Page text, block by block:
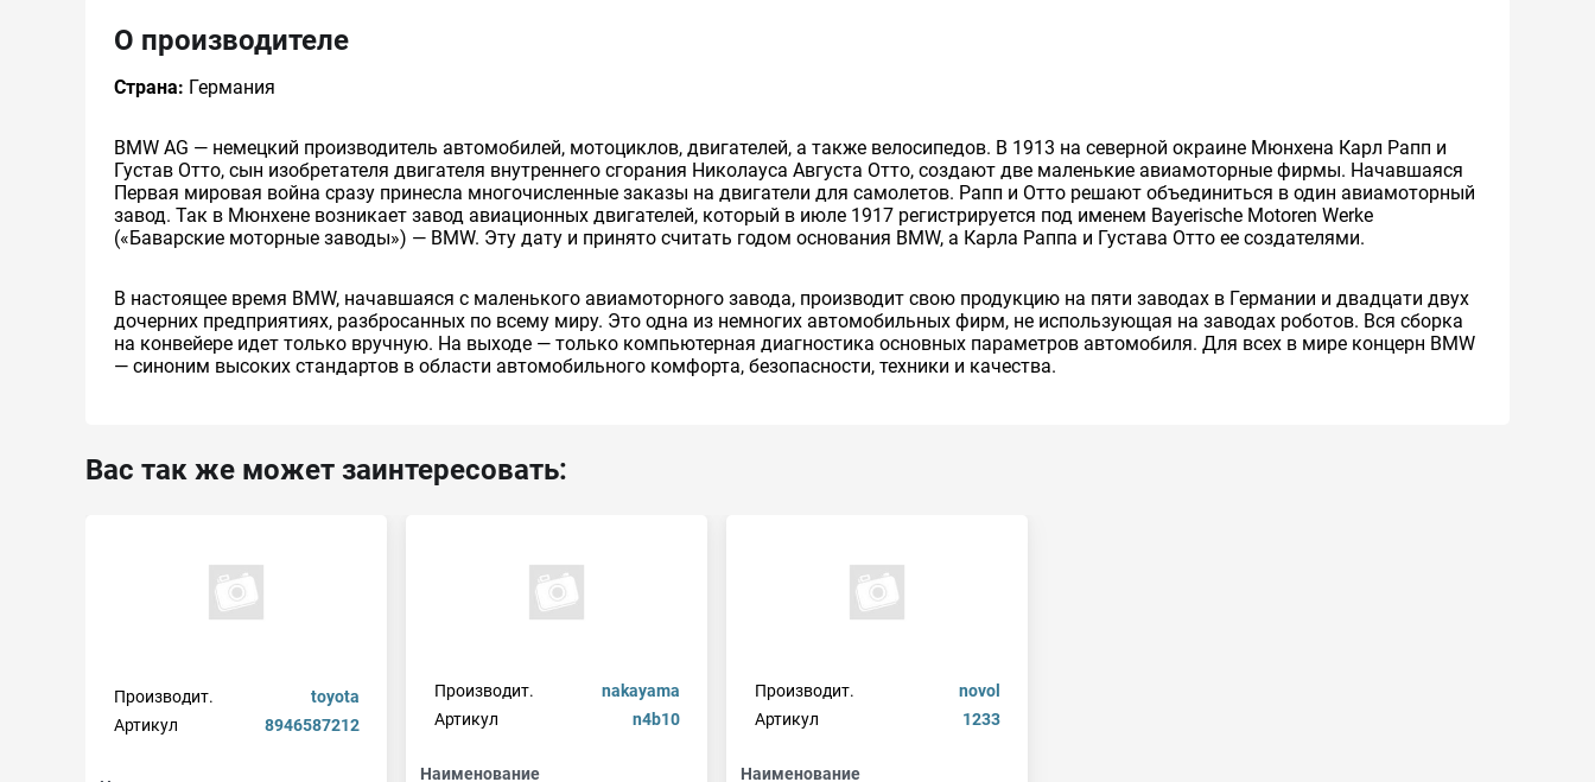
О производителе
Страна: Германия
BMW AG — немецкий производитель автомобилей, мотоциклов, двигателей, а также велосипедов. В 1913 на северной окраине Мюнхена Карл Рапп и
Густав Отто, сын изобретателя двигателя внутреннего сгорания Николауса Августа Отто, создают две маленькие авиамоторные фирмы. Начавшаяся
Первая мировая война сразу принесла многочисленные заказы на двигатели для самолетов. Рапп и Отто решают объединиться в один авиамоторный
завод. Так в Мюнхене возникает завод авиационных двигателей, который в июле 1917 регистрируется под именем Bayerische Motoren Werke
(«Баварские моторные заводы») — BMW. Эту дату и принято считать годом основания BMW, а Карла Раппа и Густава Отто ее создателями.
В настоящее время BMW, начавшаяся с маленького авиамоторного завода, производит свою продукцию на пяти заводах в Германии и двадцати двух
дочерних предприятиях, разбросанных по всему миру. Это одна из немногих автомобильных фирм, не использующая на заводах роботов. Вся сборка
на конвейере идет только вручную. На выходе — только компьютерная диагностика основных параметров автомобиля. Для всех в мире концерн BMW
— синоним высоких стандартов в области автомобильного комфорта, безопасности, техники и качества.
Вас так же может заинтересовать:
Производит.
toyota
Артикул
8946587212
Производит.
nakayama
Артикул
n4b10
Наименование
Производит.
novol
Артикул
1233
Наименование